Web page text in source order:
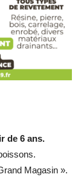
de 6 ans.
Magasin ».